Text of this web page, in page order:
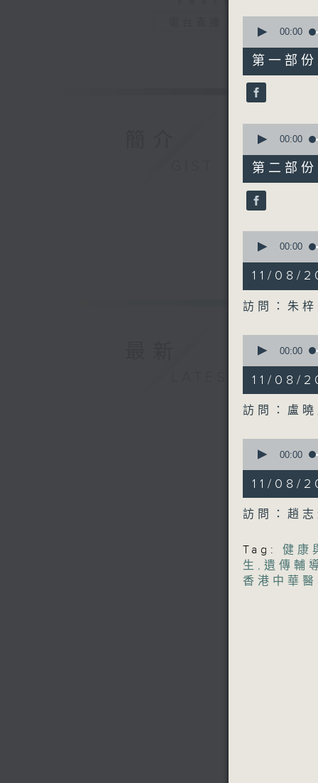
嘉賓：趙
90%
seconds
48
minutes,
40
seconds
90%
00:00
第一部
seconds
47
minutes,
19
seconds
90%
00:00
第二部
seconds
48
minutes,
32
seconds
90%
00:00
11/08/
訪問：朱
seconds
17
minutes,
17
seconds
90%
00:00
11/08/
訪問：盧
seconds
19
minutes,
1
second
90%
00:00
11/08/
訪問：趙
Tag:
健康
生 , 遺傳輔
香港中華